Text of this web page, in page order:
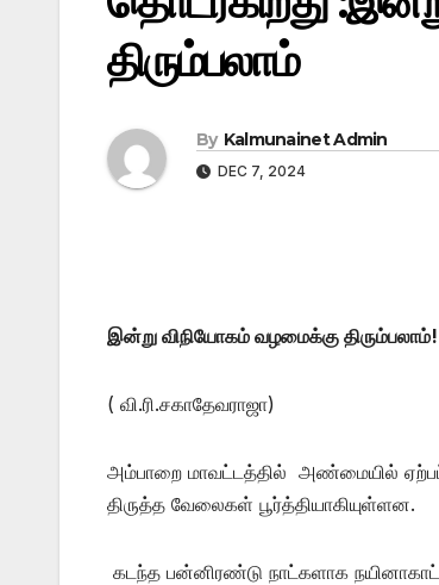
திரும்பலாம்
By Kalmunainet Admin
DEC 7, 2024
இன்று விநியோகம் வழமைக்கு திரும்பலாம்!
( வி.ரி.சகாதேவராஜா)
அம்பாறை மாவட்டத்தில் அண்மையில்
திருத்த வேலைகள் பூர்த்தியாகியுள்ளன.
கடந்த பன்னிரண்டு நாட்களாக